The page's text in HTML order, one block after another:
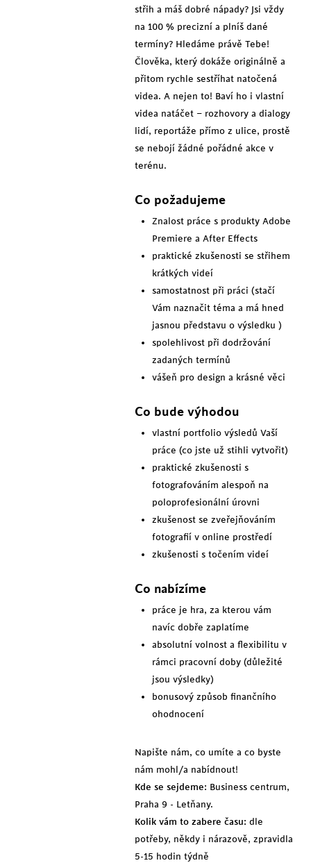
střih a máš dobré nápady? Jsi vždy
na 100 % precizní a plníš dané
termíny? Hledáme právě Tebe!
Člověka, který dokáže originálně a
přitom rychle sestříhat natočená
videa. A nejen to! Baví ho i vlastní
videa natáčet – rozhovory a dialogy
lidí, reportáže přímo z ulice, prostě
se nebojí žádné pořádné akce v
terénu.
Co požadujeme
Znalost práce s produkty Adobe
Premiere a After Effects
praktické zkušenosti se střihem
krátkých videí
samostatnost při práci (stačí
Vám naznačit téma a má hned
jasnou představu o výsledku )
spolehlivost při dodržování
zadaných termínů
vášeň pro design a krásné věci
Co bude výhodou
vlastní portfolio výsledů Vaší
práce (co jste už stihli vytvořit)
praktické zkušenosti s
fotografováním alespoň na
poloprofesionální úrovni
zkušenost se zveřejňováním
fotografií v online prostředí
zkušenosti s točením videí
Co nabízíme
práce je hra, za kterou vám
navíc dobře zaplatíme
absolutní volnost a flexibilitu v
rámci pracovní doby (důležité
jsou výsledky)
bonusový způsob finančního
ohodnocení
Napište nám, co umíte a co byste
nám mohl/a nabídnout!
Kde se sejdeme: Business centrum,
Praha 9 - Letňany.
Kolik vám to zabere času: dle
potřeby, někdy i nárazově, zpravidla
5-15 hodin týdně